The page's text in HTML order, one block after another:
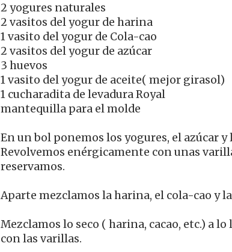
2 yogures naturales
2 vasitos del yogur de harina
1 vasito del yogur de Cola-cao
2 vasitos del yogur de azúcar
3 huevos
1 vasito del yogur de aceite( mejor girasol)
1 cucharadita de levadura Royal
mantequilla para el molde
En un bol ponemos los yogures, el azúcar y
Revolvemos enérgicamente con unas
reservamos.
Aparte mezclamos la harina, el cola-cao y
Mezclamos lo seco ( harina, cacao, etc.) a
con las varillas.